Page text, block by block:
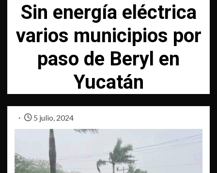
Sin energía eléctrica
varios municipios por
paso de Beryl en
Yucatán
5 julio, 2024